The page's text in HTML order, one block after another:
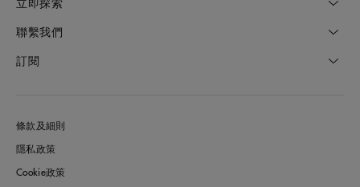
立即探索
聯繫我們
訂閱
條款及細則
隱私政策
Cookie政策